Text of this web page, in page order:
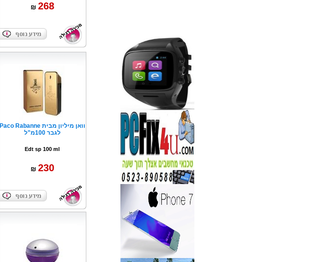
לחברות
150
₪
מידע נוסף
נגן DVD קורא DIVX עם USB
מבית PIONEER
החל מ- 349 ₪
מידע נוסף
מברשות איפור מיקצועי למאפרים
349
₪
מידע נוסף
מעגל ריסים חשמלי
40
₪
מידע נוסף
מצלמות אינפרא
268
₪
וואן מיליון מבית Paco Rabanne
לגבר 100מ"ל
Edt sp 100 ml
230
₪